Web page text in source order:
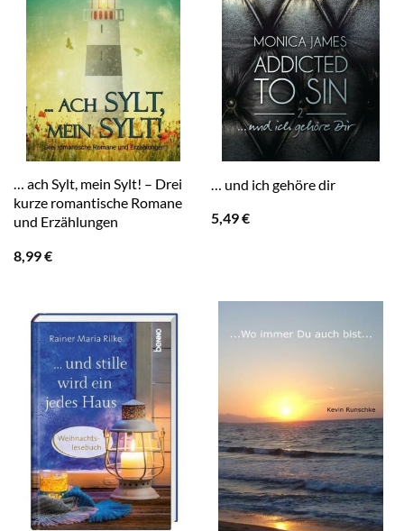
… ach Sylt, mein Sylt! – Drei
kurze romantische Romane
und Erzählungen
8,99€
… und ich gehöre dir
5,49€